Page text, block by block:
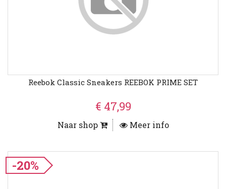
Reebok Classic Sneakers REEBOK PRIME SET
€ 47,99
Naar shop Meer info
-20%